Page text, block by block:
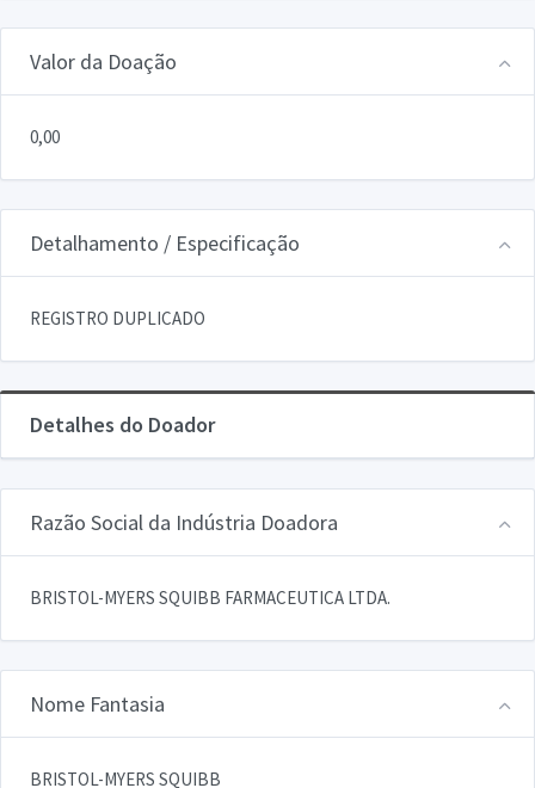
Valor da Doação
0,00
Detalhamento / Especificação
REGISTRO DUPLICADO
Detalhes do Doador
Razão Social da Indústria Doadora
BRISTOL-MYERS SQUIBB FARMACEUTICA LTDA.
Nome Fantasia
BRISTOL-MYERS SQUIBB